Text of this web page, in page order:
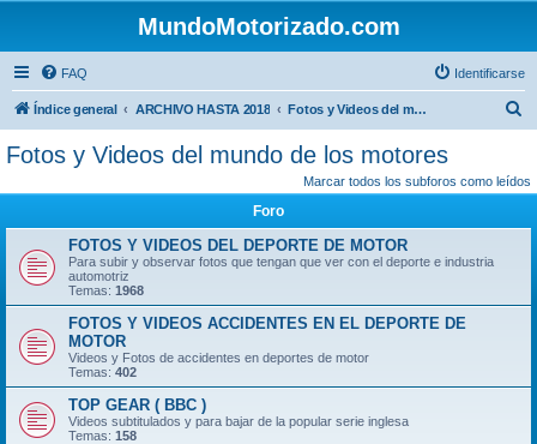
MundoMotorizado.com
FAQ Identificarse
Índice general ARCHIVO HASTA 2018 Fotos y Videos del mundo de los motores
c
Fotos y Videos del mundo de los motores
Marcar todos los subforos como leídos
Foro
FOTOS Y VIDEOS DEL DEPORTE DE MOTOR
Para subir y observar fotos que tengan que ver con el deporte e industria
automotriz
Temas: 1968
FOTOS Y VIDEOS ACCIDENTES EN EL DEPORTE DE
MOTOR
Videos y Fotos de accidentes en deportes de motor
Temas: 402
TOP GEAR ( BBC )
Videos subtitulados y para bajar de la popular serie inglesa
Temas: 158